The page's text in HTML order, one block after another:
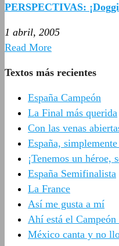
PERSPECTIVAS:
1 abril, 2005
Read More
Textos más recientes
España Campeón
La Final más querida
Con las venas
España,
¡Tenemos un héroe,
España Semifinalista
La France
Así me gusta a mí
Ahí está el Campeón
México canta y no